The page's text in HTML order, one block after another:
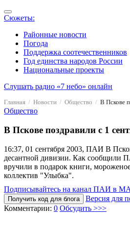
Сюжеты:
Районные новости
Погода
Поддержка соотечественников
Год единства народов России
Национальные проекты
Слушать радио «7 небо» онлайн
Главная Новости Общество В Пскове
Общество
В Пскове поздравили с 1
16:37, 01 сентября 2003, ПАИ В
десантной дивизии. Как сообщили
вручили в подарок книги,
коллектив "Улыбка".
Подписывайтесь на канал ПАИ в
Получить код для блога
Версия для
Комментарии: 0 Обсудить >>>